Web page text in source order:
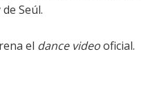
Seúl.
el dance videooficial.